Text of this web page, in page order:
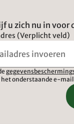
u zich nu in
(Verplicht veld)
het onderstaande e-